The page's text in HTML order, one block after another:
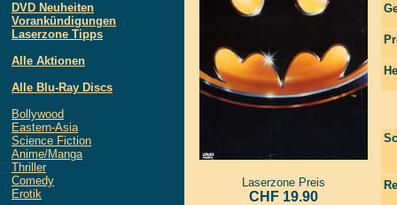
DVD Neuheiten
Vorankündigungen
Laserzone Tipps
Alle Aktionen
Alle Blu-Ray Discs
Bollywood
Eastern-Asia
Science Fiction
Anime/Manga
Thriller
Comedy
Erotik
Laserzone Preis
CHF 19.90